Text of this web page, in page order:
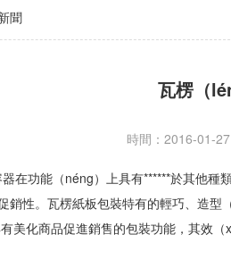
聞
瓦楞（
時間：2016-01-27
在功能（néng）上具有******於其他種
銷性。瓦楞紙板包裝特有的輕巧、造型
美化商品促進銷售的包裝功能，其效